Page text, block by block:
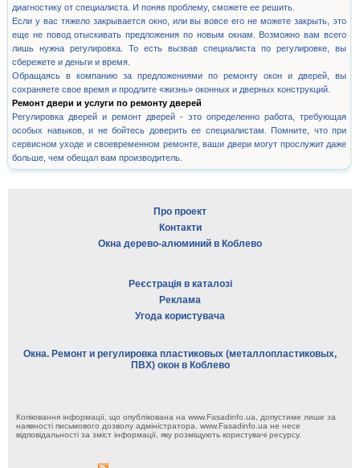
диагностику от специалиста. И поняв проблему, сможете ее решить.
Если у вас тяжело закрывается окно, или вы вовсе его не можете закрыть, это
еще не повод отыскивать предложения по новым окнам. Возможно вам всего
лишь нужна регулировка. То есть вызвав специалиста по регулировке, вы
сбережете и деньги и время.
Обращаясь в компанию за предложениями по ремонту окон и дверей, вы
сохраняете свое время и продлите «жизнь» оконных и дверных конструкций.
Ремонт двери и услуги по ремонту дверей
Регулировка дверей и ремонт дверей - это определенно работа, требующая
особых навыков, и не бойтесь доверить ее специалистам. Помните, что при
сервисном уходе и своевременном ремонте, ваши двери могут прослужит даже
больше, чем обещал вам производитель.
Про проект
Контакти
Окна дерево-алюминий в Коблево
Реєстрація в каталозі
Реклама
Угода користувача
Окна. Ремонт и регулировка пластиковых (металлопластиковых,
ПВХ) окон в Коблево
Копіювання інформації, що опублікована на www.Fasadinfo.ua, допустиме лише за
наявності письмового дозволу адміністратора. www.Fasadinfo.ua не несе
відповідальності за зміст інформації, яку розміщують користувачі ресурсу.